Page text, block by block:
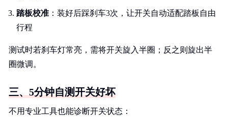
踏板校准 ：装好后踩刹车3次，让开关自动适配踏板自由
行程
测试时若刹车灯常亮，需将开关旋入半圈；反之则旋出半
圈微调。
三、5分钟自测开关好坏
不用专业工具也能诊断开关状态：